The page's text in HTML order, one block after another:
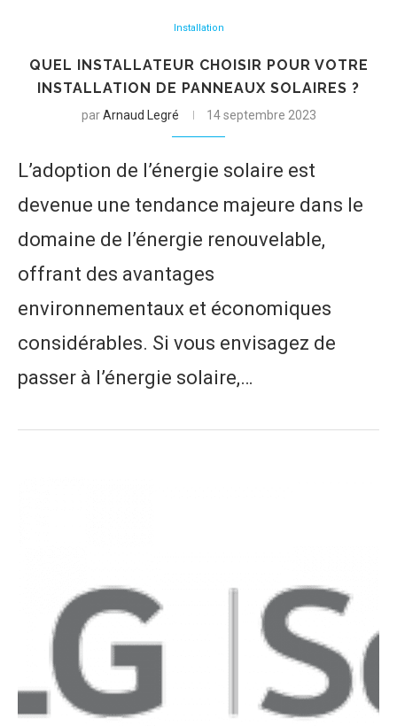
Installation
QUEL INSTALLATEUR CHOISIR POUR VOTRE
INSTALLATION DE PANNEAUX SOLAIRES ?
parArnaud Legré 14 septembre 2023
L’adoption de l’énergie solaire est
devenue une tendance majeure dans le
domaine de l’énergie renouvelable,
offrant des avantages
environnementaux et économiques
considérables. Si vous envisagez de
passer à l’énergie solaire,…